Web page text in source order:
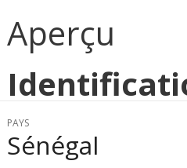
Aperçu
PAYS
Sénégal